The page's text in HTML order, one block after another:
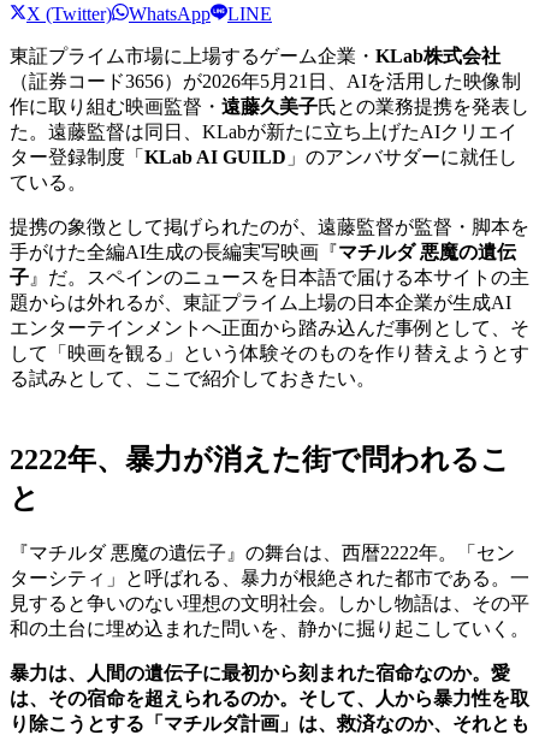
X (Twitter) WhatsApp LINE
東証プライム市場に上場するゲーム企業・ KLab株式会社
（証券コード3656）が2026年5月21日、AIを活用した映像制
作に取り組む映画監督・ 遠藤久美子氏との業務提携を発表し
た。遠藤監督は同日、KLabが新たに立ち上げたAIクリエイ
ター登録制度「 KLab AI GUILD 」のアンバサダーに就任し
ている。
提携の象徴として掲げられたのが、遠藤監督が監督・脚本を
手がけた全編AI生成の長編実写映画『マチルダ 悪魔の遺伝
子 』だ。スペインのニュースを日本語で届ける本サイトの主
題からは外れるが、東証プライム上場の日本企業が生成AI
エンターテインメントへ正面から踏み込んだ事例として、そ
して「映画を観る」という体験そのものを作り替えようとす
る試みとして、ここで紹介しておきたい。
2222年、暴力が消えた街で問われるこ
と
『マチルダ 悪魔の遺伝子』の舞台は、西暦2222年。「セン
ターシティ」と呼ばれる、暴力が根絶された都市である。一
見すると争いのない理想の文明社会。しかし物語は、その平
和の土台に埋め込まれた問いを、静かに掘り起こしていく。
暴力は、人間の遺伝子に最初から刻まれた宿命なのか。愛
は、その宿命を超えられるのか。そして、人から暴力性を取
り除こうとする「マチルダ計画」は、救済なのか、それとも